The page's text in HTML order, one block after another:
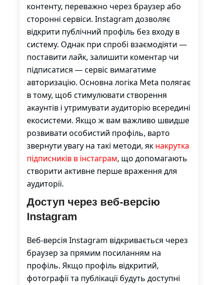
контенту, переважно через браузер або
сторонні сервіси. Instagram дозволяє
відкрити публічний профіль без входу в
систему. Однак при спробі взаємодіяти —
поставити лайк, залишити коментар чи
підписатися — сервіс вимагатиме
авторизацію. Основна логіка Meta полягає
в тому, щоб стимулювати створення
акаунтів і утримувати аудиторію всередині
екосистеми. Якщо ж вам важливо швидше
розвивати особистий профіль, варто
звернути увагу на такі методи, як накрутка
підписників в інстаграм, що допомагають
створити активне перше враження для
аудиторії.
Доступ через веб-версію
Instagram
Веб-версія Instagram відкривається через
браузер за прямим посиланням на
профіль. Якщо профіль відкритий,
фотографії та публікації будуть доступні